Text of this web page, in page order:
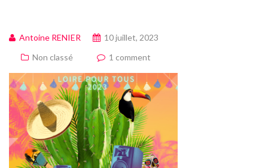
Antoine RENIER
10 juillet, 2023
Non classé
1 comment